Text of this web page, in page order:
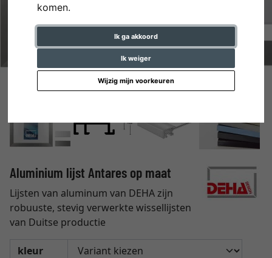
komen.
Ik ga akkoord
Ik weiger
Wijzig mijn voorkeuren
Aluminium lijst Antares op maat
Lijsten van aluminum van DEHA zijn
robuuste, stevig verwerkte wissellijsten
van Duitse productie
kleur